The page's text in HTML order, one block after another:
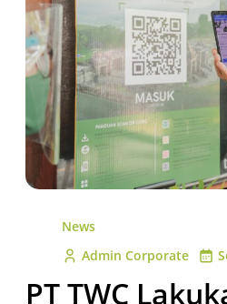
News
Admin Corporate
PT TWC